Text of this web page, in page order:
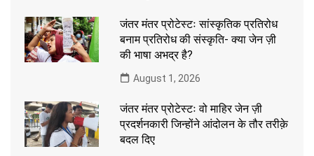
जंतर मंतर प्रोटेस्टः सांस्कृतिक प्रतिरोध
बनाम प्रतिरोध की संस्कृति- क्या जेन ज़ी
की भाषा अभद्र है?
August 1, 2026
जंतर मंतर प्रोटेस्टः वो माहिर जेन ज़ी
प्रदर्शनकारी जिन्होंने आंदोलन के तौर तरीक़े
बदल दिए